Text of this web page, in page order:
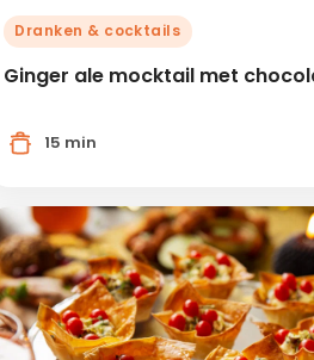
Dranken & cocktails
Ginger ale mocktail met
15 min